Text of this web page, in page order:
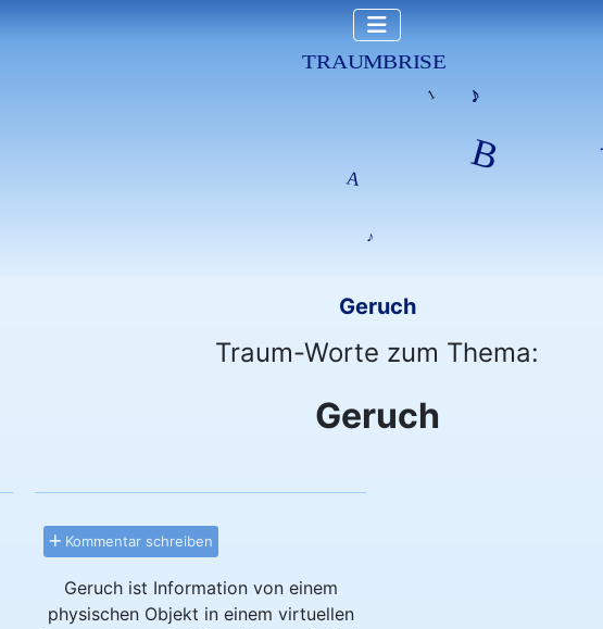
Geruch
Traum-Worte zum Thema:
Geruch
Kommentar schreiben
Geruch ist Information von einem
physischen Objekt in einem virtuellen